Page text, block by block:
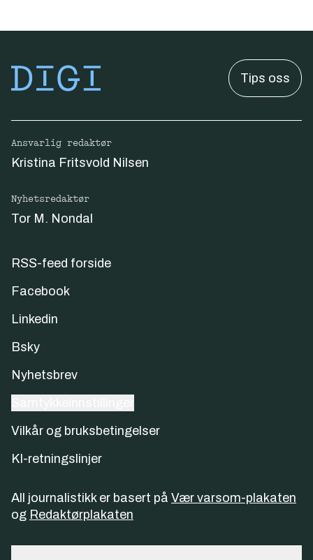
Tips oss
Ansvarlig redaktør
Kristina Fritsvold Nilsen
Nyhetsredaktør
Tor M. Nondal
RSS-feed forside
Facebook
Linkedin
Bsky
Nyhetsbrev
Vilkår og bruksbetingelser
KI-retningslinjer
All journalistikk er basert på Vær varsom-plakaten
og Redaktørplakaten